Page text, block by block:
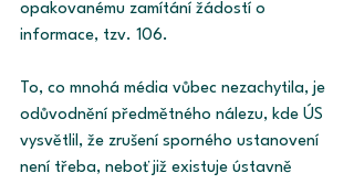
opakovanému zamítání žádostí o
informace, tzv. 106.
To, co mnohá média vůbec nezachytila, je
odůvodnění předmětného nálezu, kde ÚS
vysvětlil, že zrušení sporného ustanovení
není třeba, neboť již existuje ústavně